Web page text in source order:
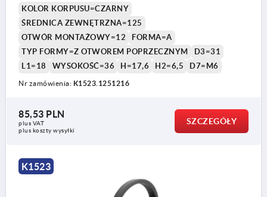
względem rowka wpustowego
KOLOR KORPUSU=CZARNY
ŚREDNICA ZEWNĘTRZNA=125
OTWÓR MONTAŻOWY=12
FORMA=A
TYP FORMY=Z OTWOREM POPRZECZNYM
D3=31
L1=18
WYSOKOŚĆ=36 H=17,6 H2=6,5 D7=M6
Nr zamówienia: K1523.1251216
85,53 PLN
plus VAT
plus koszty wysyłki
SZCZEGÓŁY
K1523